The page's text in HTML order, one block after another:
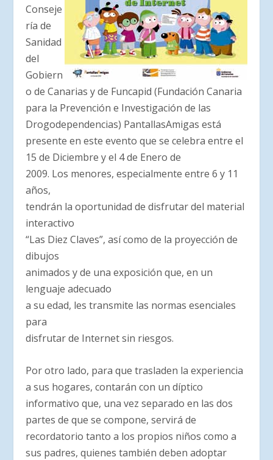
Conseje
ría de
Sanidad
del
Gobiern
o de Canarias y de Funcapid (Fundación Canaria
para la Prevención e Investigación de las
Drogodependencias) PantallasAmigas está
presente en este evento que se celebra entre el
15 de Diciembre y el 4 de Enero de
2009. Los menores, especialmente entre 6 y 11
años,
tendrán la oportunidad de disfrutar del material
interactivo
“Las Diez Claves”, así como de la proyección de
dibujos
animados y de una exposición que, en un
lenguaje adecuado
a su edad, les transmite las normas esenciales
para
disfrutar de Internet sin riesgos.
Por otro lado, para que trasladen la experiencia
a sus hogares, contarán con un díptico
informativo que, una vez separado en las dos
partes de que se compone, servirá de
recordatorio tanto a los propios niños como a
sus padres, quienes también deben adoptar